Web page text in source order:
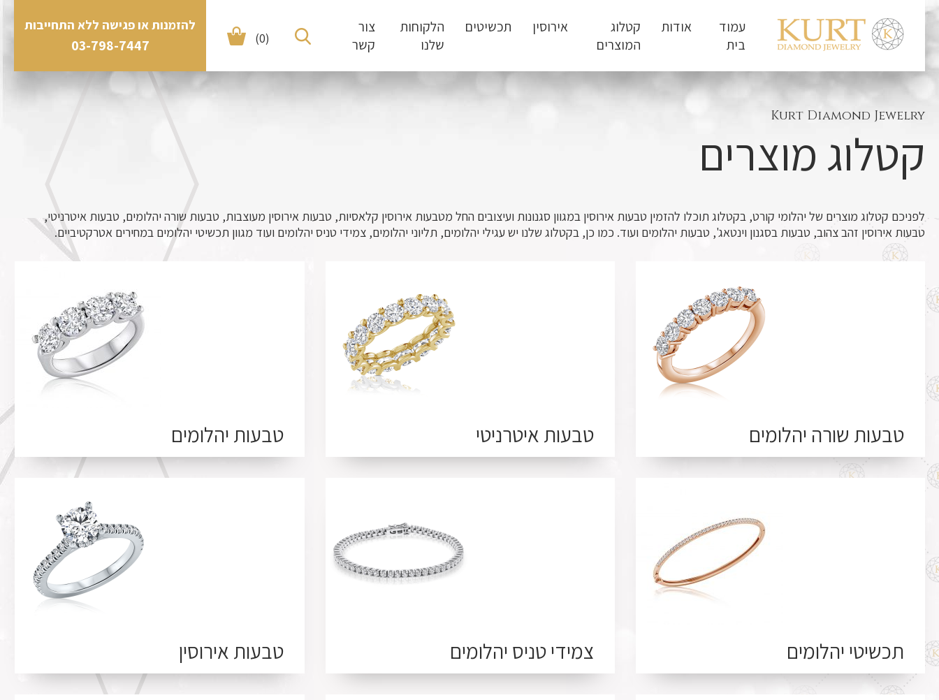
עמוד
בית
אודות
קטלוג
המוצרים
אירוסין תכשיטים
הלקוחות
שלנו
צור
קשר
(0)
להזמנות או פגישה ללא התחייבות
03-798-7447
Kurt Diamond Jewelry
קטלוג מוצרים
לפניכם קטלוג מוצרים של יהלומי קורט, בקטלוג תוכלו להזמין טבעות אירוסין במגוון סגנונות ועיצובים החל מטבעות אירוסין קלאסיות, טבעות אירוסין מעוצבות, טבעות שורה יהלומים, טבעות איטרניטי,
טבעות אירוסין זהב צהוב, טבעות בסגנון וינטאג', טבעות יהלומים ועוד. כמו כן, בקטלוג שלנו יש עגילי יהלומים, תליוני יהלומים, צמידי טניס יהלומים ועוד מגוון תכשיטי יהלומים במחירים אטרקטיביים.
טבעות שורה יהלומים טבעות איטרניטי טבעות יהלומים
תכשיטי יהלומים צמידי טניס יהלומים טבעות אירוסין